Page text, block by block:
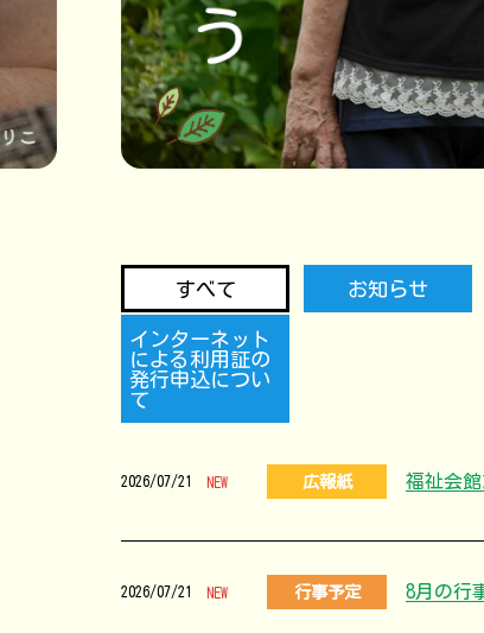
すべて お知らせ
インターネット
による利用証の
発行申込につい
て
2026/07/21 NEW 広報紙 福祉会館
2026/07/21 NEW 行事予定 8月の行